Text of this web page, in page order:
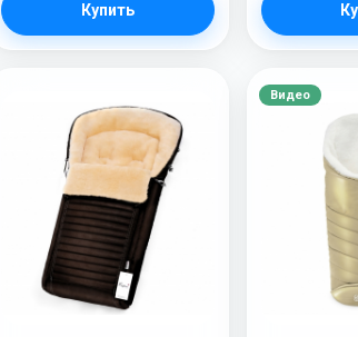
Купить
Видео